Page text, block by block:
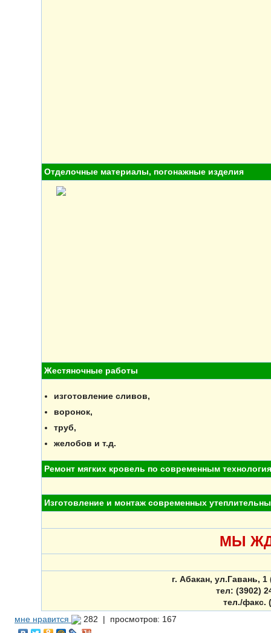
Отделочные материалы, погонажные изделия
Жестяночные работы
изготовление сливов,
воронок,
труб,
желобов и т.д.
Ремонт мягких кровель по современным
Изготовление и монтаж современных
МЫ
г. Абакан, ул.Гавань,
тел: (3902)
тел./факс.
мне нравится
282 | просмотров: 167